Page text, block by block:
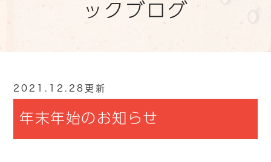
ックブログ
2021.12.28更新
年末年始のお知らせ